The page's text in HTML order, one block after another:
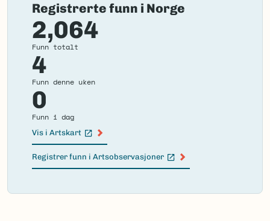
Registrerte funn i Norge
2,064
Funn totalt
4
Funn denne uken
0
Funn i dag
Vis i Artskart
(Ekstern lenke)
Registrer funn i Artsobservasjoner
(Ekstern lenke)
Failed